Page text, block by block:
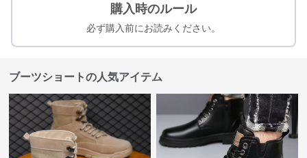
購入時のルール
必ず購入前にお読みください。
ブーツショートの人気アイテム